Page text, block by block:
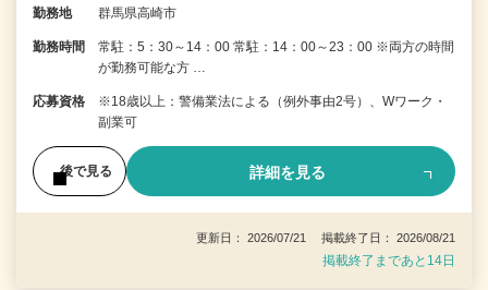
勤務地 群馬県高崎市
勤務時間
常駐：5：30～14：00 常駐：14：00～23：00 ※両方の時間
が勤務可能な方 …
応募資格
※18歳以上：警備業法による（例外事由2号）、Wワーク・
副業可
後で見る 詳細を見る
更新日： 2026/07/21 掲載終了日： 2026/08/21
掲載終了まであと14日